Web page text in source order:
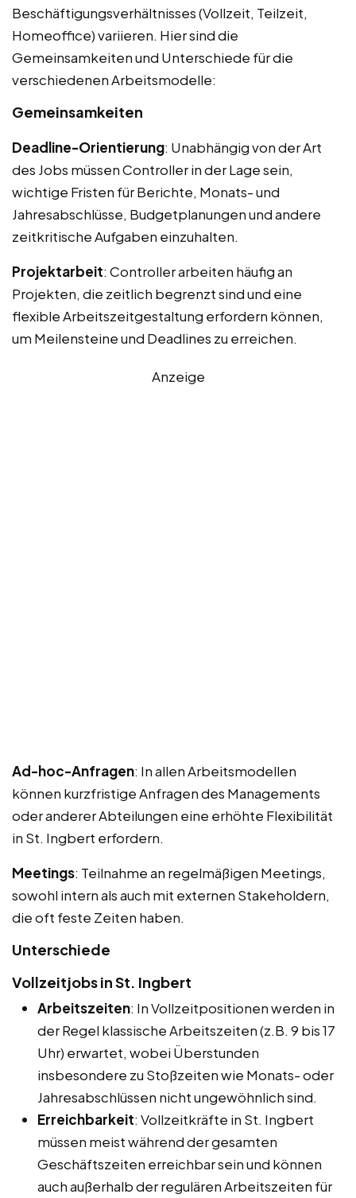
Beschäftigungsverhältnisses (Vollzeit, Teilzeit,
Homeoffice) variieren. Hier sind die
Gemeinsamkeiten und Unterschiede für die
verschiedenen Arbeitsmodelle:
Gemeinsamkeiten
Deadline-Orientierung: Unabhängig von der Art
des Jobs müssen Controller in der Lage sein,
wichtige Fristen für Berichte, Monats- und
Jahresabschlüsse, Budgetplanungen und andere
zeitkritische Aufgaben einzuhalten.
Projektarbeit: Controller arbeiten häufig an
Projekten, die zeitlich begrenzt sind und eine
flexible Arbeitszeitgestaltung erfordern können,
um Meilensteine und Deadlines zu erreichen.
Anzeige
Ad-hoc-Anfragen: In allen Arbeitsmodellen
können kurzfristige Anfragen des Managements
oder anderer Abteilungen eine erhöhte Flexibilität
in St. Ingbert erfordern.
Meetings: Teilnahme an regelmäßigen Meetings,
sowohl intern als auch mit externen Stakeholdern,
die oft feste Zeiten haben.
Unterschiede
Vollzeitjobs in St. Ingbert
Arbeitszeiten: In Vollzeitpositionen werden in
der Regel klassische Arbeitszeiten (z.B. 9 bis 17
Uhr) erwartet, wobei Überstunden
insbesondere zu Stoßzeiten wie Monats- oder
Jahresabschlüssen nicht ungewöhnlich sind.
Erreichbarkeit: Vollzeitkräfte in St. Ingbert
müssen meist während der gesamten
Geschäftszeiten erreichbar sein und können
auch außerhalb der regulären Arbeitszeiten für